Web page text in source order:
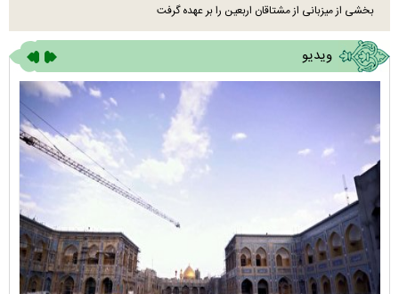
بخشی از میزبانی از مشتاقان اربعین را بر عهده گرفت
ویدیو